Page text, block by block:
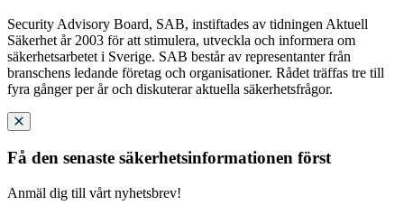
Security Advisory Board, SAB, instiftades av tidningen Aktuell
Säkerhet år 2003 för att stimulera, utveckla och informera om
säkerhetsarbetet i Sverige. SAB består av representanter från
branschens ledande företag och organisationer. Rådet träffas tre till
fyra gånger per år och diskuterar aktuella säkerhetsfrågor.
Få den senaste säkerhetsinformationen först
Anmäl dig till vårt nyhetsbrev!